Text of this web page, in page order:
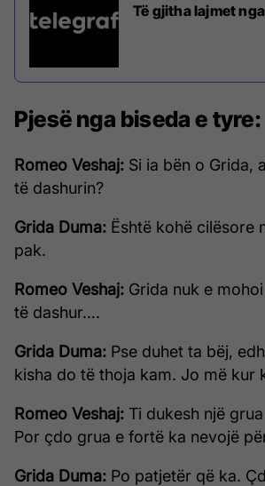
Të gjitha lajmet
Pjesë nga biseda e tyre:
Romeo Veshaj: Si ia bën o Grida,
të dashurin?
Grida Duma: Është kohë cilësore
pak.
Romeo Veshaj: Grida nuk e
të dashur….
Grida Duma: Pse duhet ta bëj,
kisha do të thoja kam. Jo më kur
Romeo Veshaj: Ti dukesh një
Por çdo grua e fortë ka nevojë
Grida Duma: Po patjetër që ka.